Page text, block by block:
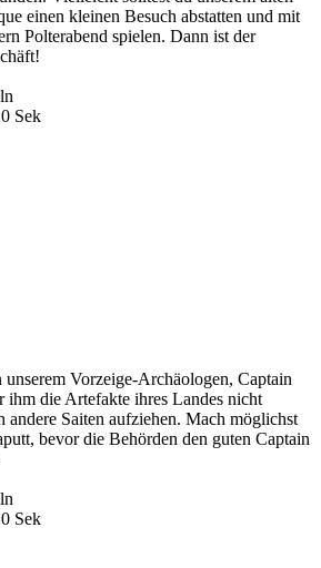
einen kleinen Besuch abstatten und mit
Polterabend spielen. Dann ist der
Sek
Vorzeige-Archäologen, Captain
ihm die Artefakte ihres Landes nicht
andere Saiten aufziehen. Mach möglichst
bevor die Behörden den guten Captain
Sek